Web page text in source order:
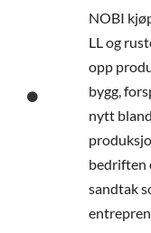
NOBI
LL og
opp
bygg,
nytt
bedriften
sandtak